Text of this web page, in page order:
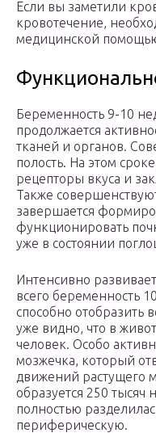
Если вы заметили
кровотечение,
медицинской
Беременность 9-10
продолжается
тканей и органов.
полость. На этом
рецепторы вкуса и
Также
завершается
функционировать
уже в состоянии
Интенсивно
всего беременность
способно отобразить
уже видно, что в
человек. Особо
мозжечка, который
движений растущего
образуется 250
полностью
периферическую.